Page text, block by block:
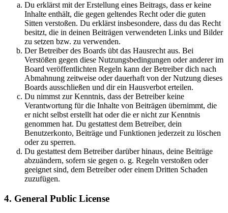
Du erklärst mit der Erstellung eines Beitrags, dass er keine
Inhalte enthält, die gegen geltendes Recht oder die guten
Sitten verstoßen. Du erklärst insbesondere, dass du das Recht
besitzt, die in deinen Beiträgen verwendeten Links und Bilder
zu setzen bzw. zu verwenden.
Der Betreiber des Boards übt das Hausrecht aus. Bei
Verstößen gegen diese Nutzungsbedingungen oder anderer im
Board veröffentlichten Regeln kann der Betreiber dich nach
Abmahnung zeitweise oder dauerhaft von der Nutzung dieses
Boards ausschließen und dir ein Hausverbot erteilen.
Du nimmst zur Kenntnis, dass der Betreiber keine
Verantwortung für die Inhalte von Beiträgen übernimmt, die
er nicht selbst erstellt hat oder die er nicht zur Kenntnis
genommen hat. Du gestattest dem Betreiber, dein
Benutzerkonto, Beiträge und Funktionen jederzeit zu löschen
oder zu sperren.
Du gestattest dem Betreiber darüber hinaus, deine Beiträge
abzuändern, sofern sie gegen o. g. Regeln verstoßen oder
geeignet sind, dem Betreiber oder einem Dritten Schaden
zuzufügen.
4. General Public License